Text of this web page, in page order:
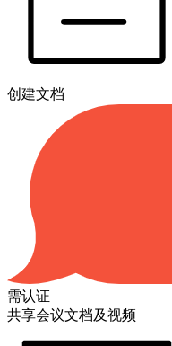
创建文档
需认证
共享会议文档及视频